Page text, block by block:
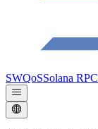
SWQoSSolana RPC